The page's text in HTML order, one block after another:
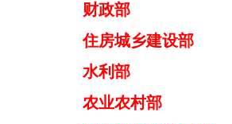
财政部
住房城乡建设部
水利部
农业农村部